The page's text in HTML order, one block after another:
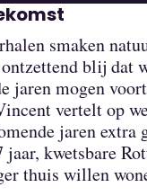
smaken
blij dat
jaren mogen
vertelt op
jaren extra
jaar, kwetsbare
thuis willen